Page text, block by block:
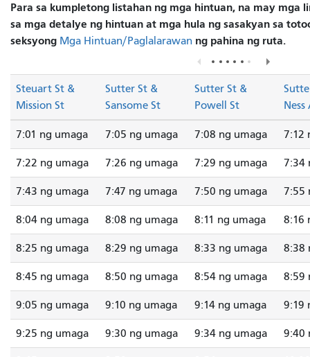
Para sa kumpletong listahan ng mga hintuan, na may mga
sa mga detalye ng hintuan at mga hula ng sasakyan sa
seksyong Mga Hintuan/Paglalarawan ng pahina ng ruta.
Steuart St &
Mission St
Sutter St &
Sansome St
Sutter St &
Powell St
Ness
7:01 ng umaga 7:05 ng umaga 7:08 ng umaga 7:12
7:22 ng umaga 7:26 ng umaga 7:29 ng umaga 7:34
7:43 ng umaga 7:47 ng umaga 7:50 ng umaga 7:55
8:04 ng umaga 8:08 ng umaga 8:11 ng umaga 8:16
8:25 ng umaga 8:29 ng umaga 8:33 ng umaga 8:38
8:45 ng umaga 8:50 ng umaga 8:54 ng umaga 8:59
9:05 ng umaga 9:10 ng umaga 9:14 ng umaga 9:19
9:25 ng umaga 9:30 ng umaga 9:34 ng umaga 9:40